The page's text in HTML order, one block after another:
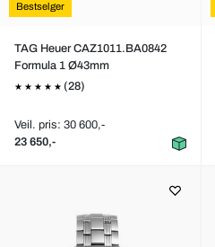
Bestselger
TAG Heuer CAZ1011.BA0842
Formula 1 Ø43mm
(28)
Veil. pris: 30 600,-
23 650,-